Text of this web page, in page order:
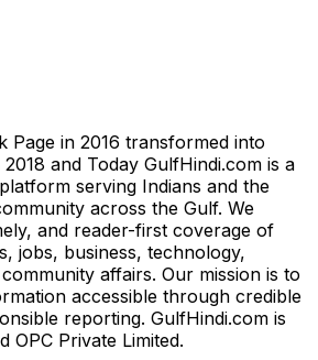
Page in 2016 transformed into
and Today GulfHindi.com is a
serving Indians and the
across the Gulf. We
and reader-first coverage of
jobs, business, technology,
affairs. Our mission is to
accessible through credible
reporting. GulfHindi.com is
OPC Private Limited.